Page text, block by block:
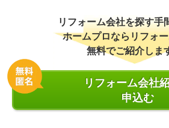
リフォーム会社を探す手
ホームプロならリフォ
無料でご紹介しま
リフォーム会社
申込む